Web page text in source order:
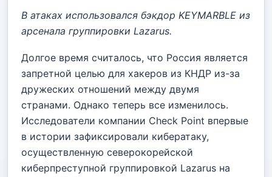
В атаках использовался бэкдор KEYMARBLE из
арсенала группировки Lazarus.
Долгое время считалось, что Россия является
запретной целью для хакеров из КНДР из-за
дружеских отношений между двумя
странами. Однако теперь все изменилось.
Исследователи компании Check Point впервые
в истории зафиксировали кибератаку,
осуществленную северокорейской
киберпреступной группировкой Lazarus на